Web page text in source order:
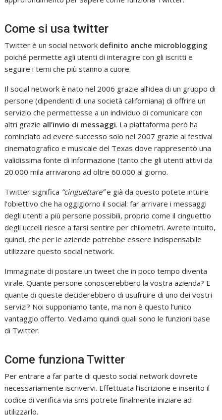
Come si usa twitter
Twitter è un social network definito anche microblogging
poiché permette agli utenti di interagire con gli iscritti e
seguire i temi che più stanno a cuore.
Il social network è nato nel 2006 grazie all’idea di un gruppo di
persone (dipendenti di una società californiana) di offrire un
servizio che permettesse a un individuo di comunicare con
altri grazie all’invio di messaggi. La piattaforma però ha
cominciato ad evere successo solo nel 2007 grazie al festival
cinematografico e musicale del Texas dove rappresentò una
validissima fonte di informazione (tanto che gli utenti attivi da
20.000 mila arrivarono ad oltre 60.000 al giorno.
Twitter significa “cinguettare”e già da questo potete intuire
l’obiettivo che ha oggigiorno il social: far arrivare i messaggi
degli utenti a più persone possibili, proprio come il cinguettio
degli uccelli riesce a farsi sentire per chilometri. Avrete intuito,
quindi, che per le aziende potrebbe essere indispensabile
utilizzare questo social network.
Immaginate di postare un tweet che in poco tempo diventa
virale. Quante persone conoscerebbero la vostra azienda? E
quante di queste deciderebbero di usufruire di uno dei vostri
servizi? Noi supponiamo tante, ma non è questo l’unico
vantaggio offerto. Vediamo quindi quali sono le funzioni base
di Twitter.
Come funziona Twitter
Per entrare a far parte di questo social network dovrete
necessariamente iscrivervi. Effettuata l’iscrizione e inserito il
codice di verifica via sms potrete finalmente iniziare ad
utilizzarlo.